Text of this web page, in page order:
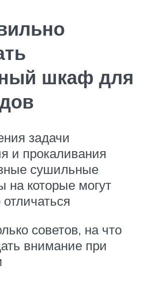
шкаф для
задачи
и прокаливания
сушильные
которые могут
советов, на что
внимание при